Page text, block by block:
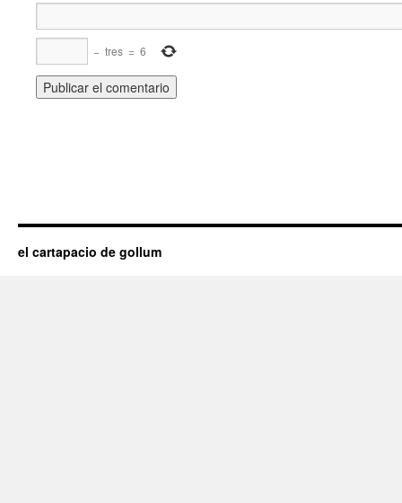
− tres = 6
el cartapacio de gollum